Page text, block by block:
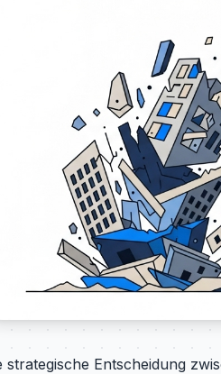
strategische Entscheidung